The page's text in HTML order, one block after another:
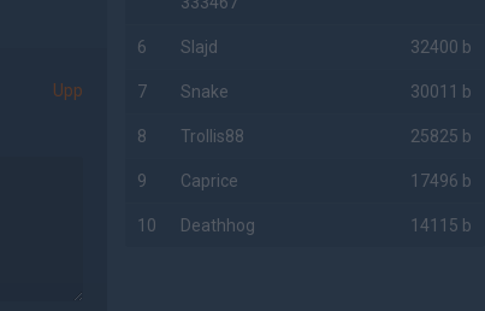
Upp
6 Slajd 32400 b
7 Snake 30011 b
8 Trollis88 25825 b
9 Caprice 17496 b
10 Deathhog 14115 b